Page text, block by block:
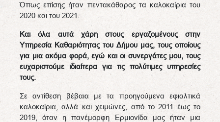
Όπως επίσης ήταν πεντακάθαρος τα καλοκαίρια του
2020 και του 2021.
Και όλα αυτά χάρη στους εργαζομένους στην
Υπηρεσία Καθαριότητας του Δήμου μας, τους οποίους
για μια ακόμα φορά, εγώ και οι συνεργάτες μου, τους
ευχαριστούμε ιδιαίτερα για τις πολύτιμες υπηρεσίες
τους.
Σε αντίθεση βέβαια με τα προηγούμενα εφιαλτικά
καλοκαίρια, αλλά και χειμώνες, από το 2011 έως το
2019, όταν η πανέμορφη Ερμιονίδα μας ήταν μια